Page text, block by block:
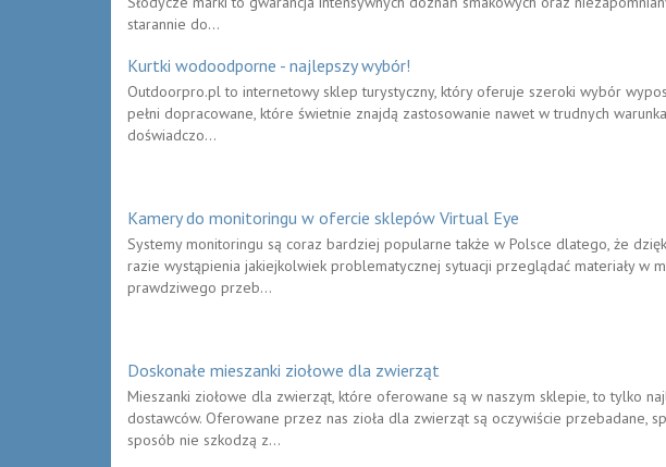
starannie do...
Kurtki wodoodporne - najlepszy wybór!
Outdoorpro.pl to internetowy sklep turystyczny, który oferuje szeroki wybór
pełni dopracowane, które świetnie znajdą zastosowanie nawet w trudnych
doświadczo...
Kamery do monitoringu w ofercie sklepów Virtual Eye
Systemy monitoringu są coraz bardziej popularne także w Polsce dlatego, że
razie wystąpienia jakiejkolwiek problematycznej sytuacji przeglądać materiały w
prawdziwego przeb...
Doskonałe mieszanki ziołowe dla zwierząt
Mieszanki ziołowe dla zwierząt, które oferowane są w naszym sklepie, to tylko
dostawców. Oferowane przez nas zioła dla zwierząt są oczywiście przebadane,
sposób nie szkodzą z...